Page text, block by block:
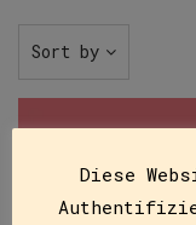
Sort by
Diese